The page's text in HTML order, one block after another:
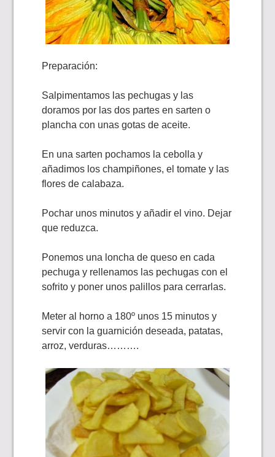
Preparación:
Salpimentamos las pechugas y las
doramos por las dos partes en sarten o
plancha con unas gotas de aceite.
En una sarten pochamos la cebolla y
añadimos los champiñones, el tomate y las
flores de calabaza.
Pochar unos minutos y añadir el vino. Dejar
que reduzca.
Ponemos una loncha de queso en cada
pechuga y rellenamos las pechugas con el
sofrito y poner unos palillos para cerrarlas.
Meter al horno a 180º unos 15 minutos y
servir con la guarnición deseada, patatas,
arroz, verduras……….